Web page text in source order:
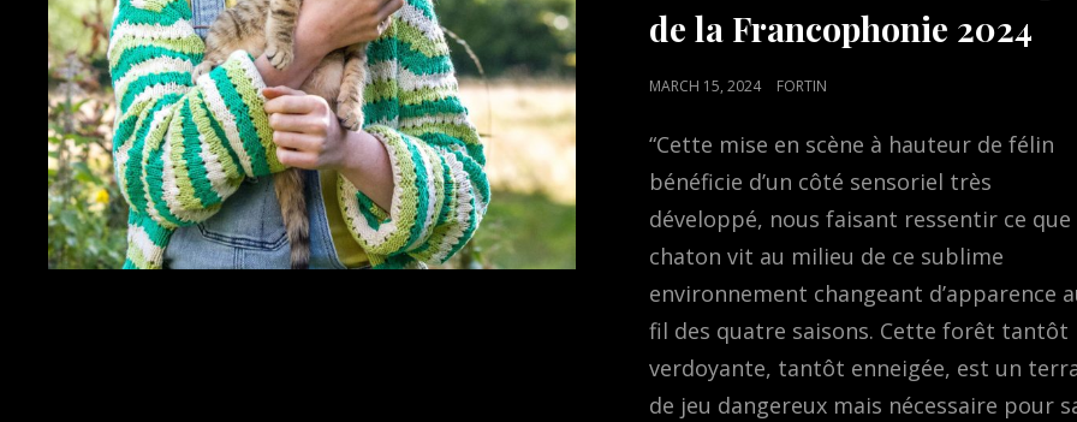
de la Francophonie 2024
POSTED
MARCH 15, 2024 FORTIN
“Cette mise en scène à hauteur de félin
bénéficie d’un côté sensoriel très
développé, nous faisant ressentir ce que
chaton vit au milieu de ce sublime
environnement changeant d’apparence
fil des quatre saisons. Cette forêt tantôt
verdoyante, tantôt enneigée, est un
de jeu dangereux mais nécessaire pour